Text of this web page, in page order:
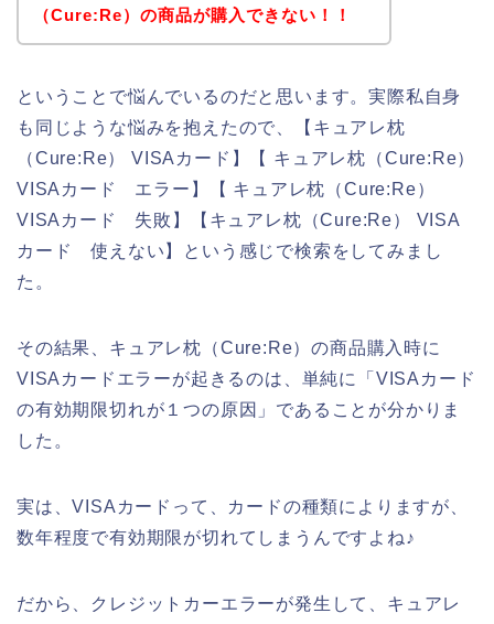
（Cure:Re）の商品が購入できない！！
ということで悩んでいるのだと思います。実際私自身
も同じような悩みを抱えたので、【キュアレ枕
（Cure:Re） VISAカード】【 キュアレ枕（Cure:Re）
VISAカード エラー】【 キュアレ枕（Cure:Re）
VISAカード 失敗】【キュアレ枕（Cure:Re） VISA
カード 使えない】という感じで検索をしてみまし
た。
その結果、キュアレ枕（Cure:Re）の商品購入時に
VISAカードエラーが起きるのは、単純に「VISAカード
の有効期限切れが１つの原因」であることが分かりま
した。
実は、VISAカードって、カードの種類によりますが、
数年程度で有効期限が切れてしまうんですよね♪
だから、クレジットカーエラーが発生して、キュアレ